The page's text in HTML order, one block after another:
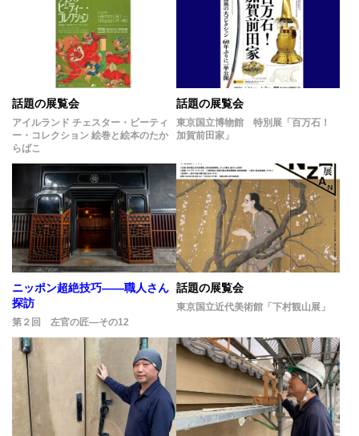
話題の展覧会
アイルランド チェスター・ビーティ
ー・コレクション 絵巻と絵本のたか
らばこ
話題の展覧会
東京国立博物館 特別展「百万石！
加賀前田家」
ニッポン超絶技巧――職人さん
探訪
第２回 左官の匠―その12
話題の展覧会
東京国立近代美術館「下村観山展」